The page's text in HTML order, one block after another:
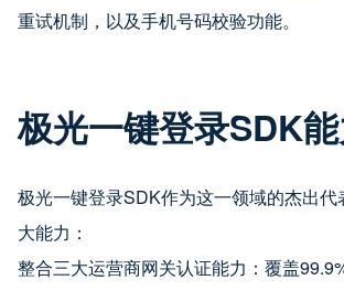
重试机制，以及手机号码校验功能。
极光一键登录SDK
极光一键登录SDK作为这一领域的杰出代
大能力：
整合三大运营商网关认证能力：覆盖